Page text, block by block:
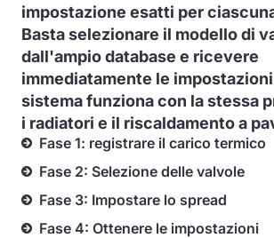
impostazione esatti per
Basta selezionare il modello di
dall'ampio database e ricevere
immediatamente le
sistema funziona con la stessa
i radiatori e il riscaldamento a
Fase 1: registrare il carico termico
Fase 2: Selezione delle valvole
Fase 3: Impostare lo spread
Fase 4: Ottenere le impostazioni